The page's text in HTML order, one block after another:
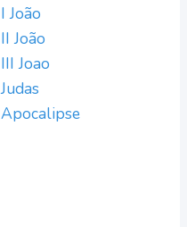
I João
II João
III Joao
Judas
Apocalipse